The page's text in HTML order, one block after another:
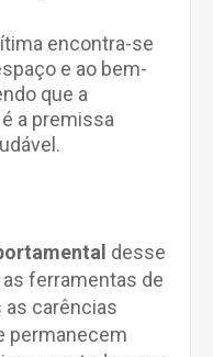
encontra-se
e ao bem-
que a
a premissa
desse
ferramentas de
as carências
permanecem